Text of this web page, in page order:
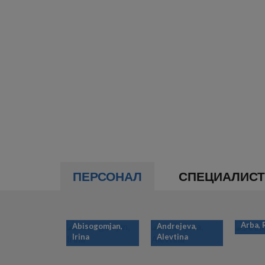
ПЕРСОНАЛ
Abisogomjan,
Irina
Andrejeva,
Alevtina
Arba,
НУМЕРАЦИЯ